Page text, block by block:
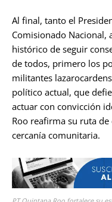
Al final, tanto el
Comisionado
histórico de seguir
de todos, primero los
militantes
político actual, que
actuar con convicción
Roo reafirma su ruta
cercanía comunitaria.